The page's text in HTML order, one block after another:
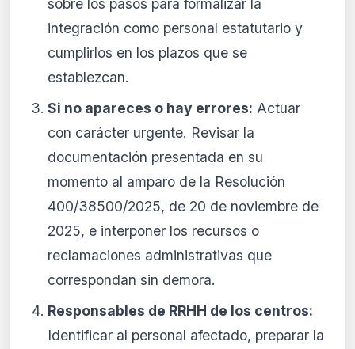
sobre los pasos para formalizar la
integración como personal estatutario y
cumplirlos en los plazos que se
establezcan.
Si no apareces o hay errores: Actuar
con carácter urgente. Revisar la
documentación presentada en su
momento al amparo de la Resolución
400/38500/2025, de 20 de noviembre de
2025, e interponer los recursos o
reclamaciones administrativas que
correspondan sin demora.
Responsables de RRHH de los centros:
Identificar al personal afectado, preparar la